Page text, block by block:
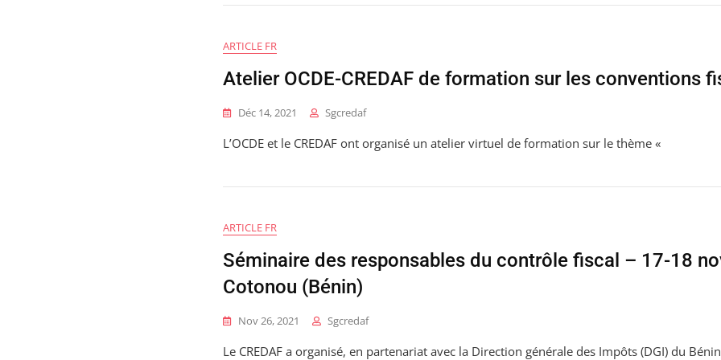
ARTICLE FR
Atelier OCDE-CREDAF de formation sur les conventions
Déc 14, 2021 Sgcredaf
L’OCDE et le CREDAF ont organisé un atelier virtuel de formation sur le thème «
ARTICLE FR
Séminaire des responsables du contrôle fiscal – 17-18
Cotonou (Bénin)
Nov 26, 2021 Sgcredaf
Le CREDAF a organisé, en partenariat avec la Direction générale des Impôts (DGI) du